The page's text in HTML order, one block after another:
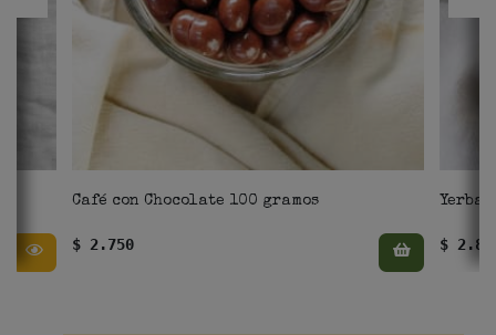
Café con Chocolate 100 gramos
$ 2.750
Yerba
$